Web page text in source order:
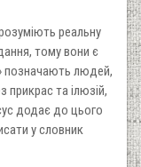
реальну
тому вони є
позначають людей,
прикрас та ілюзій,
додає до цього
у словник